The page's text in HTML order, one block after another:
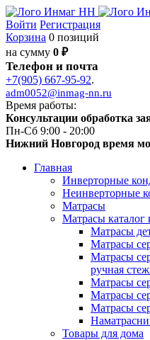
Войти Регистрация
Корзина 0 позиций
на сумму 0 ₽
Телефон и почта
+7(905) 667-95-92.
adm0052@inmag-nn.ru
Время работы:
Консультации обработка
Пн-Сб 9:00 - 20:00
Нижний Новгород время
Главная
Инверторные
Неинверторные
Матрасы
Матрасы каталог
Матрасы
Матрасы
Матрасы
ручная
Матрасы
Матрасы
Матрасы
Товары для дома